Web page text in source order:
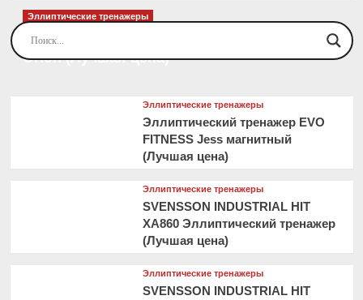
Эллиптические тренажеры
Эллиптический тренажер EVO FITNESS
Orion (Лучшая цена)
Эллиптические тренажеры
Эллиптический тренажер EVO
FITNESS Jess магнитный
(Лучшая цена)
Эллиптические тренажеры
SVENSSON INDUSTRIAL HIT
XA860 Эллиптический тренажер
(Лучшая цена)
Эллиптические тренажеры
SVENSSON INDUSTRIAL HIT